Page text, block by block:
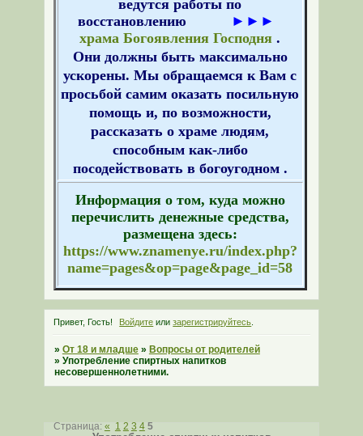
ведутся работы по
восстановлению
►►►
храма Богоявления Господня .
Они должны быть максимально
ускорены. Мы обращаемся к Вам с
просьбой самим оказать посильную
помощь и, по возможности,
рассказать о храме людям,
способным как-либо
посодействовать в богоугодном .
Информация о том, куда можно
перечислить денежные средства,
размещена здесь:
https://www.znamenye.ru/index.php?
name=pages&op=page&page_id=58
Привет, Гость! Войдите илизарегистрируйтесь
» От 18 и младше » Вопросы от родителей
» Употребление спиртных напитков
несовершеннолетними.
Страница: « 1 2 3 4 5